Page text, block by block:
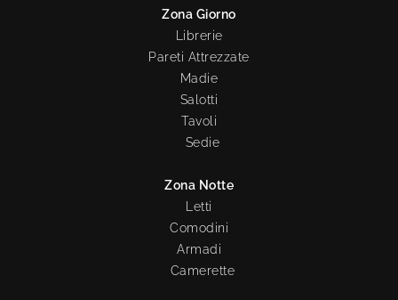
Zona Giorno
Librerie
Pareti Attrezzate
Madie
Salotti
Tavoli
Sedie
Zona Notte
Letti
Comodini
Armadi
Camerette